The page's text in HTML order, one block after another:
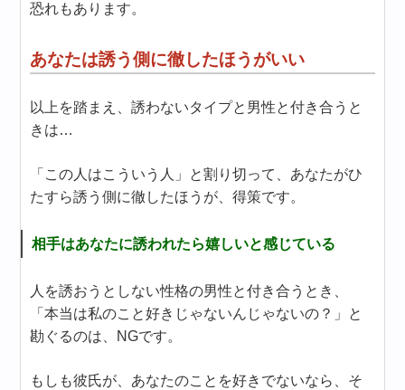
恐れもあります。
あなたは誘う側に徹したほうがいい
以上を踏まえ、誘わないタイプと男性と付き合うと
きは…
「この人はこういう人」と割り切って、あなたがひ
たすら誘う側に徹したほうが、得策です。
相手はあなたに誘われたら嬉しいと感じている
人を誘おうとしない性格の男性と付き合うとき、
「本当は私のこと好きじゃないんじゃないの？」と
勘ぐるのは、NGです。
もしも彼氏が、あなたのことを好きでないなら、そ